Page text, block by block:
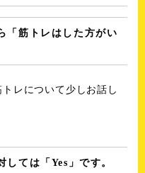
「筋トレはした方がい
レについて少しお話し
ては「Yes」です。